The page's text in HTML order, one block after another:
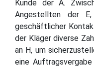
Kunde der A.
Angestellten der
geschäftlicher
der Kläger diverse
an H, um
eine